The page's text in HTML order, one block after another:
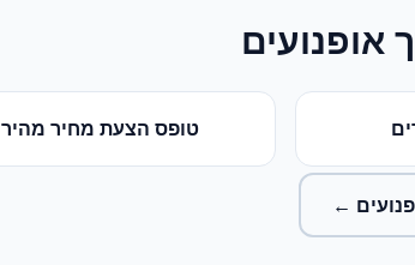
אופנועים
טופס הצעת מחיר מהיר
←